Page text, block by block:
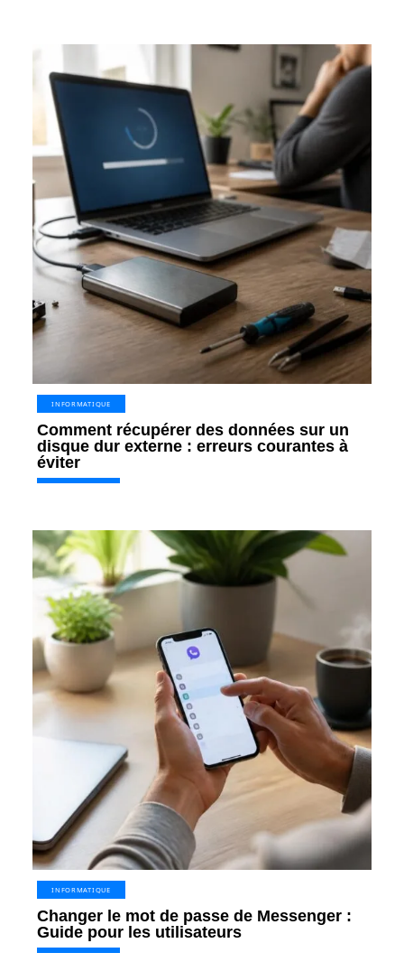
INFORMATIQUE
Comment récupérer des données sur un
disque dur externe : erreurs courantes à
éviter
INFORMATIQUE
Changer le mot de passe de Messenger :
Guide pour les utilisateurs